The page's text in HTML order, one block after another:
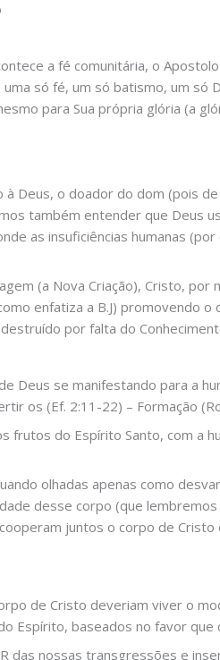
a fé comunitária, o
só fé, um só batismo, um só
para Sua própria glória (a
Deus, o doador do dom (pois
também entender que Deus
as insuficiências humanas
(a Nova Criação), Cristo,
enfatiza a B.J) promovendo
por falta do
Deus se manifestando para a
os (Ef. 2:11-22) – Formação
do Espírito Santo, com a
olhadas apenas como
desse corpo (que
juntos o corpo de
de Cristo deveriam viver o
Espírito, baseados no favor que
nossas transgressões e